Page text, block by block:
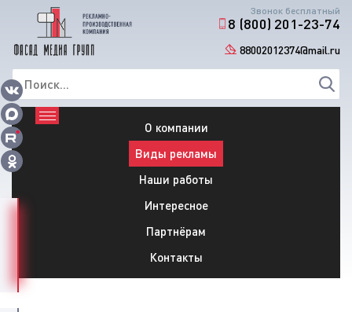
Звонок бесплатный
8 (800) 201-23-74
88002012374@mail.ru
О компании
Виды рекламы
Наши работы
Интересное
Партнёрам
Контакты